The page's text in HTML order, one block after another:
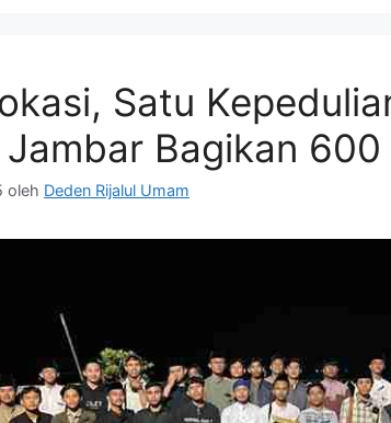
Satu
Jambar Bagikan 600
oleh Deden Rijalul Umam